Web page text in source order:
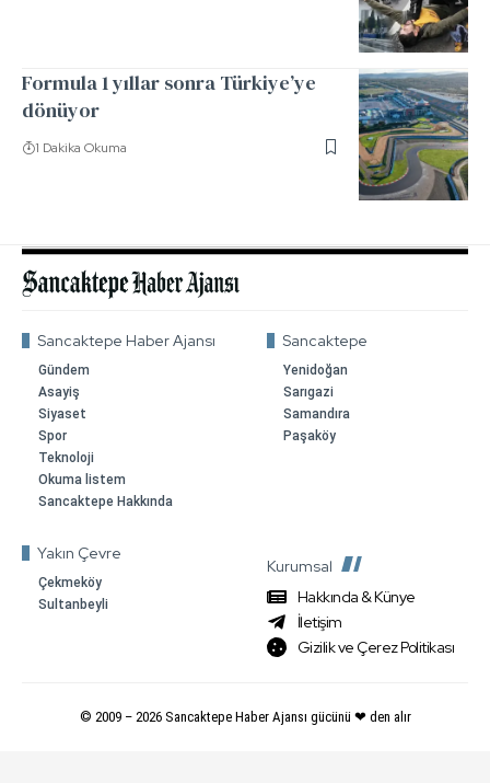
Formula 1 yıllar sonra Türkiye’ye
dönüyor
1 Dakika Okuma
Sancaktepe Haber Ajansı
Gündem
Asayiş
Siyaset
Spor
Teknoloji
Okuma listem
Sancaktepe Hakkında
Sancaktepe
Yenidoğan
Sarıgazi
Samandıra
Paşaköy
Yakın Çevre
Çekmeköy
Sultanbeyli
Kurumsal
Hakkında & Künye
İletişim
Gizilik ve Çerez Politikası
© 2009 – 2026Sancaktepe Haber Ajansı gücünü ❤ den alır